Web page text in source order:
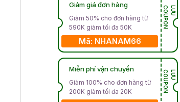
Giảm giá đơn hàng
Giảm 50% cho đơn hàng từ
590K giảm tối đa 50K
Mã: NHANAM66
L
Ư
U
C
O
U
P
O
N
Miễn phí vận chuyển
Giảm 100% cho đơn hàng từ
200K giảm tối đa 20K
L
Ư
U
C
O
U
P
O
N